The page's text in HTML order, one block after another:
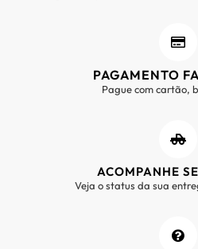
PAGAMENTO
Pague com cartão,
ACOMPANHE
Veja o status da sua